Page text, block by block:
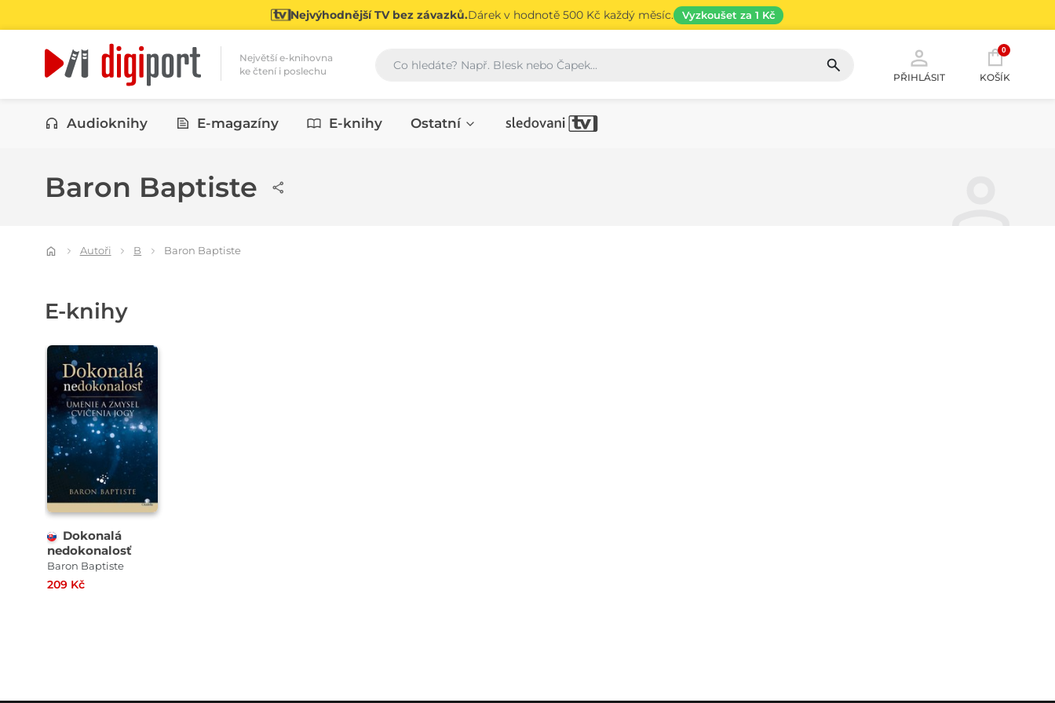
Nejvýhodnější TV bez závazků.Dárek v hodnotě 500 Kč každý měsíc. Vyzkoušet za 1 Kč
Největší e-knihovna
ke čtení i poslechu
Vyhledávání
PŘIHLÁSIT
0
KOŠÍK
Kategorie
Audioknihy E-magazíny E-knihy Ostatní
Baron Baptiste
Autoři B Baron Baptiste
E-knihy
Dokonalá
nedokonalosť
Baron Baptiste
209 Kč